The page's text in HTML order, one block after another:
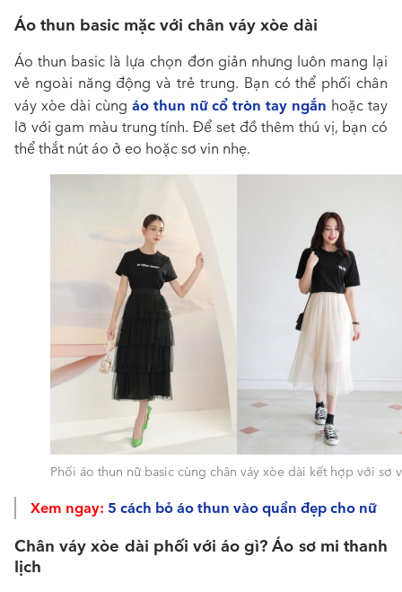
Áo thun basic mặc với chân váy xòe dài
Áo thun basic là lựa chọn đơn giản nhưng luôn mang lại
vẻ ngoài năng động và trẻ trung. Bạn có thể phối chân
váy xòe dài cùng áo thun nữ cổ tròn tay ngắn hoặc tay
lỡ với gam màu trung tính. Để set đồ thêm thú vị, bạn có
thể thắt nút áo ở eo hoặc sơ vin nhẹ.
Phối áo thun nữ basic cùng chân váy xòe dài kết hợp với sơ
Xem ngay: 5 cách bỏ áo thun vào quần đẹp cho nữ
Chân váy xòe dài phối với áo gì? Áo sơ mi thanh
lịch